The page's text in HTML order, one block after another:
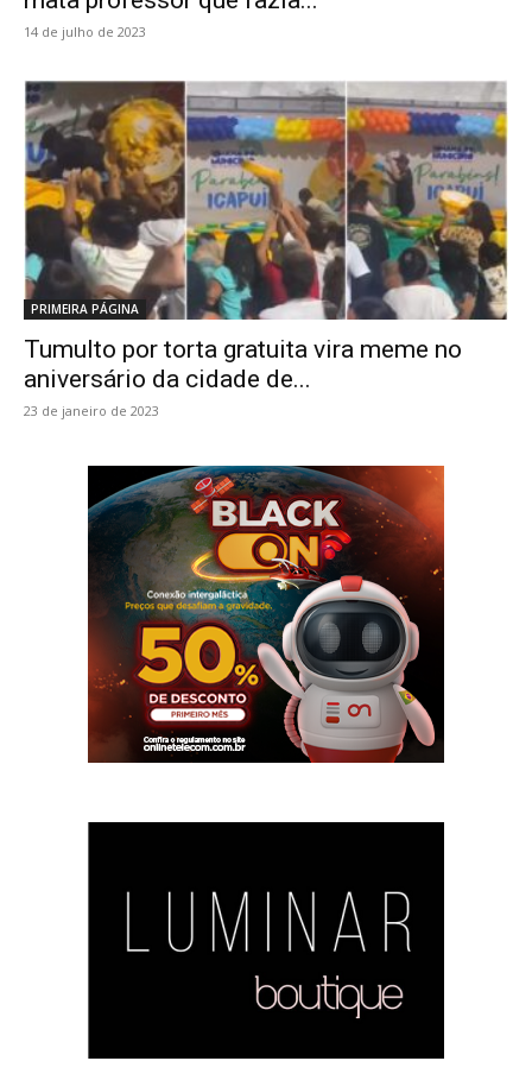
14 de julho de 2023
PRIMEIRA PÁGINA
Tumulto por torta gratuita vira meme no
aniversário da cidade de...
23 de janeiro de 2023